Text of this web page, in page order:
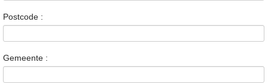
Postcode :
Gemeente :